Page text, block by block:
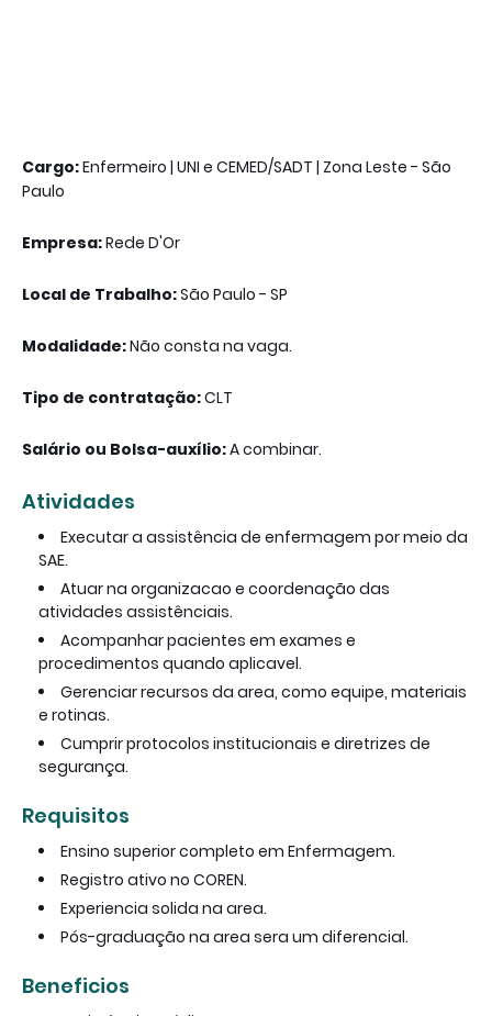
Cargo:Enfermeiro | UNI e CEMED/SADT | Zona Leste - São
Paulo
Empresa:Rede D'Or
Local de Trabalho:São Paulo - SP
Modalidade:Não consta na vaga.
Tipo de contratação:CLT
Salário ou Bolsa-auxílio:A combinar.
Atividades
Executar a assistência de enfermagem por meio da
SAE.
Atuar na organizacao e coordenação das
atividades assistênciais.
Acompanhar pacientes em exames e
procedimentos quando aplicavel.
Gerenciar recursos da area, como equipe, materiais
e rotinas.
Cumprir protocolos institucionais e diretrizes de
segurança.
Requisitos
Ensino superior completo em Enfermagem.
Registro ativo no COREN.
Experiencia solida na area.
Pós-graduação na area sera um diferencial.
Beneficios